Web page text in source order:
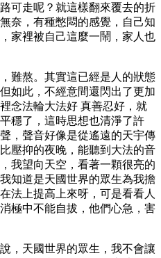
可走呢？就這樣翻來覆去的折
奈，有種憋悶的感覺，自己知
家裡被自己這麼一鬧，家人也
難熬。其實這已經是人的狀態
如此，不經意間還閃出了更加
念法輪大法好 真善忍好，就
穩了，這時思想也清淨了許
，聲音好像是從遙遠的天宇傳
壓抑的夜晚，能聽到大法的音
我望向天空，看著一顆很亮的
知道是天國世界的眾生為我擔
法上提高上來呀，可是看看人
極中不能自拔，他們心急，害
，天國世界的眾生，我不會讓